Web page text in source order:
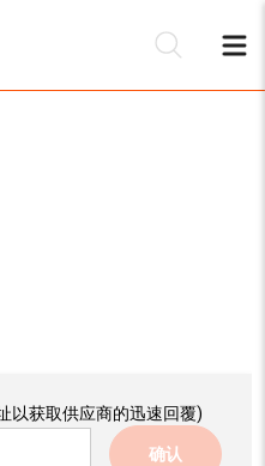
以获取供应商的迅速回覆)
确认